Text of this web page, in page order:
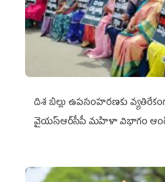
దిశ బిల్లు ఉపసంహరణకు
వైయ‌స్ఆర్‌సీపీ మహిళా విభాగం